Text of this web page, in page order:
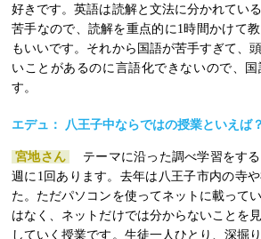
好きです。英語は読解と文法に分かれてい
苦手なので、読解を重点的に1時間かけて
もいいです。それから国語が苦手すぎて、
いことがあるのに言語化できないので、
す。
エデュ： 八王子中ならではの授業といえば？
宮地さん
テーマに沿った調べ学習をす
週に1回あります。去年は八王子市内の寺
た。ただパソコンを使ってネットに載って
はなく、ネットだけでは分からないことを
していく授業です。生徒一人ひとり、深掘